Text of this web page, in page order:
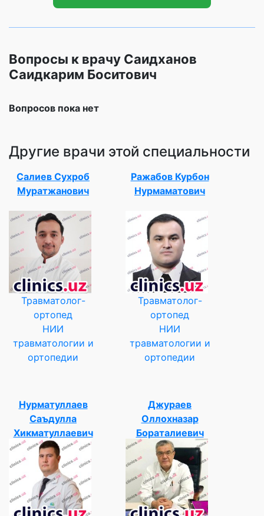
Вопросы к врачу Саидханов
Саидкарим Боситович
Вопросов пока нет
Другие врачи этой специальности
Салиев Сухроб
Муратжанович
Травматолог-
ортопед
НИИ
травматологии и
ортопедии
Ражабов Курбон
Нурмаматович
Травматолог-
ортопед
НИИ
травматологии и
ортопедии
Нурматуллаев
Саъдулла
Хикматуллаевич
Джураев
Оллохназар
Бораталиевич